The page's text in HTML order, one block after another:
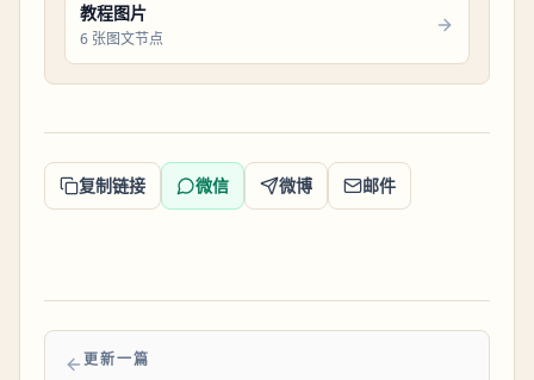
教程图片
6 张图文节点
复制链接 微信 微博 邮件
更新一篇